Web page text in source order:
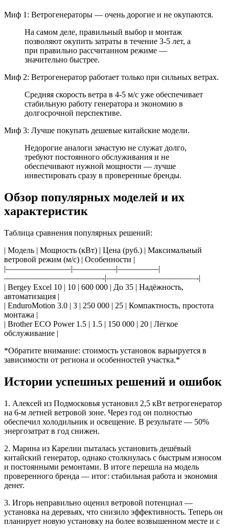
Миф 1: Ветрогенераторы — очень дорогие и не окупаются.
На самом деле, правильный выбор и монтаж
позволяют окупить затраты в течение 3-5 лет, а
при правильно рассчитанном режиме —
значительно быстрее.
Миф 2: Ветрогенератор работает только при сильных ветрах.
Средняя скорость ветра в 4-5 м/с уже обеспечивает
стабильную работу генератора и экономию в
долгосрочной перспективе.
Миф 3: Лучше покупать дешевые китайские модели.
Недорогие аналоги зачастую не служат долго,
требуют постоянного обслуживания и не
обеспечивают нужной мощности — лучше
инвестировать сразу в проверенные бренды.
Обзор популярных моделей и их
характеристик
Таблица сравнения популярных решений:
| Модель | Мощность (кВт) | Цена (руб.) | Максимальный
ветровой режим (м/с) | Особенности |
|————————|—————-|—————|
————————————-|———————————-|
| Bergey Excel 10 | 10 | 600 000 | До 35 | Надёжность,
автоматизация |
| EnduroMotion 3.0 | 3 | 250 000 | 25 | Компактность, простота
монтажа |
| Brother ECO Power 1.5 | 1.5 | 150 000 | 20 | Лёгкое
обслуживание |
*Обратите внимание: стоимость установок варьируется в
зависимости от региона и особенностей участка.*
Истории успешных решений и ошибок
1. Алексей из Подмосковья установил 2,5 кВт ветрогенератор
на 6-м летней ветровой зоне. Через год он полностью
обеспечил холодильник и освещение. В результате — 50%
энергозатрат в год снижен.
2. Марина из Карелии пыталась установить дешёвый
китайский генератор, однако столкнулась с быстрым износом
и постоянными ремонтами. В итоге перешла на модель
проверенного бренда — итог: стабильная работа и экономия
денег.
3. Игорь неправильно оценил ветровой потенциал —
установка на деревьях, что снизило эффективность. Теперь он
планирует новую установку на более возвышенном месте и с